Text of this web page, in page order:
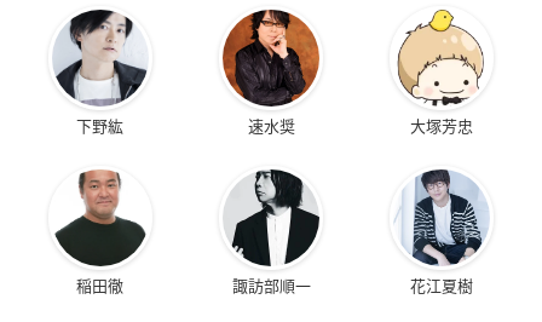
下野紘 速水奨 大塚芳忠
稲田徹 諏訪部順一 花江夏樹